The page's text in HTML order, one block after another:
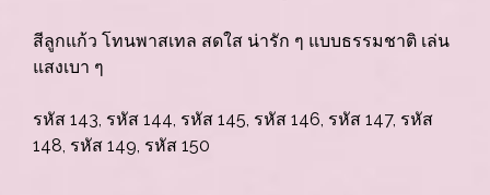
สีลูกแก้ว โทนพาสเทล สดใส น่ารัก ๆ แบบธรรมชาติ เล่น
แสงเบา ๆ
รหัส 143, รหัส 144, รหัส 145, รหัส 146, รหัส 147, รหัส
148, รหัส 149, รหัส 150